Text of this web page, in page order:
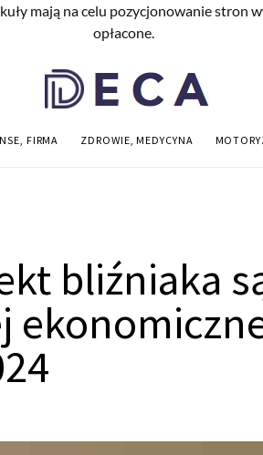
mają na celu pozycjonowanie
opłacone.
FIRMA ZDROWIE, MEDYCYNA
bliźniaka